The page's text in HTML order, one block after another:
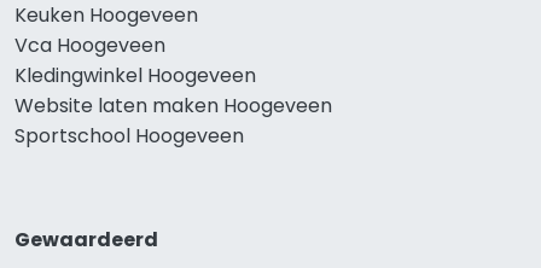
Keuken Hoogeveen
Vca Hoogeveen
Kledingwinkel Hoogeveen
Website laten maken Hoogeveen
Sportschool Hoogeveen
Gewaardeerd